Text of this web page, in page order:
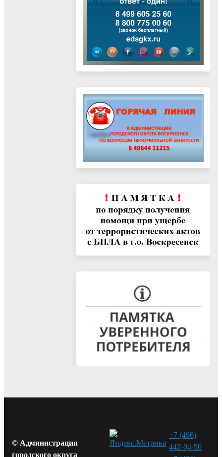
© Администрация
городского округа
+7 (496)
442-04-50